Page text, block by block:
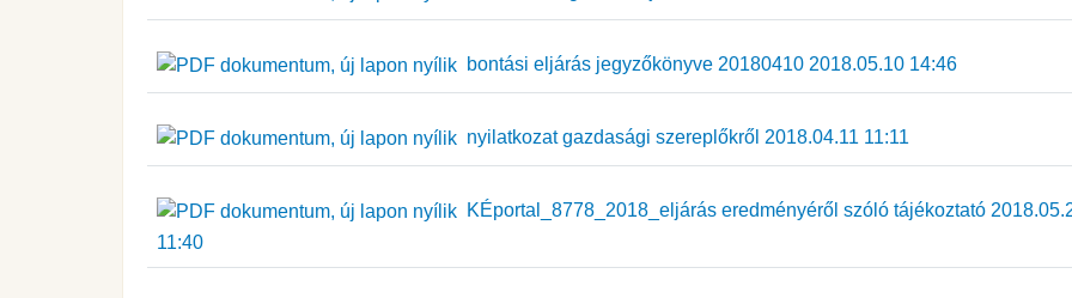
bontási eljárás jegyzőkönyve 20180410 2018.05.10 14:46
nyilatkozat gazdasági szereplőkről 2018.04.11 11:11
KÉportal_8778_2018_eljárás eredményéről szóló tájékoztató
11:40